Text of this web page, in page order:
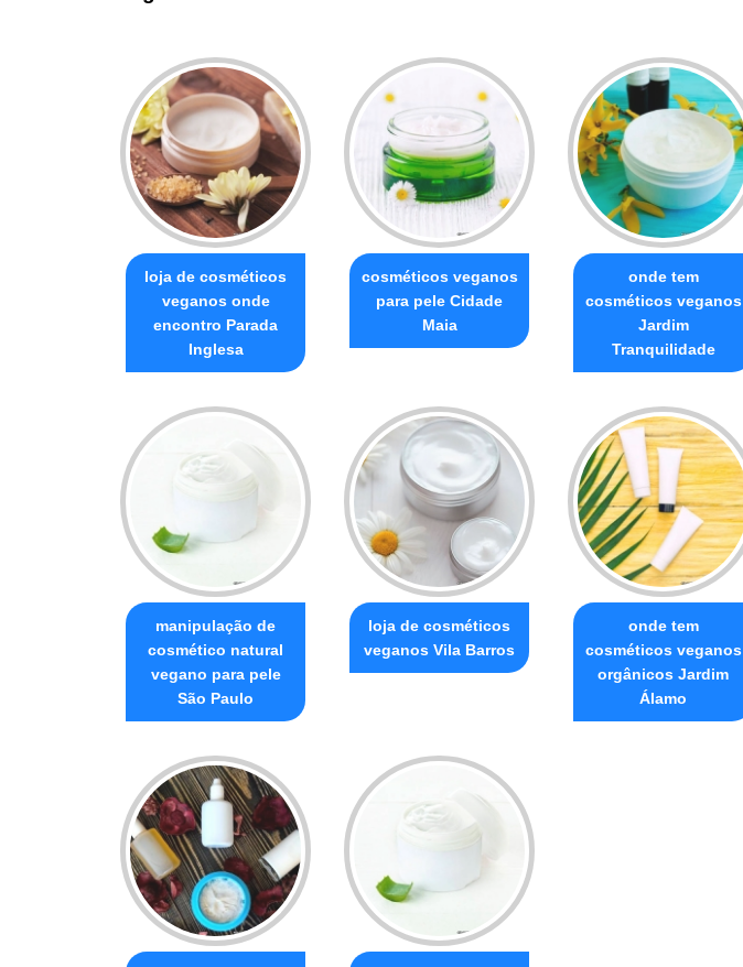
loja de cosméticos
veganos onde
encontro Parada
Inglesa
cosméticos veganos
para pele Cidade
Maia
onde tem
cosméticos veganos
Jardim
Tranquilidade
manipulação de
cosmético natural
vegano para pele
São Paulo
loja de cosméticos
veganos Vila Barros
onde tem
cosméticos veganos
orgânicos Jardim
Álamo